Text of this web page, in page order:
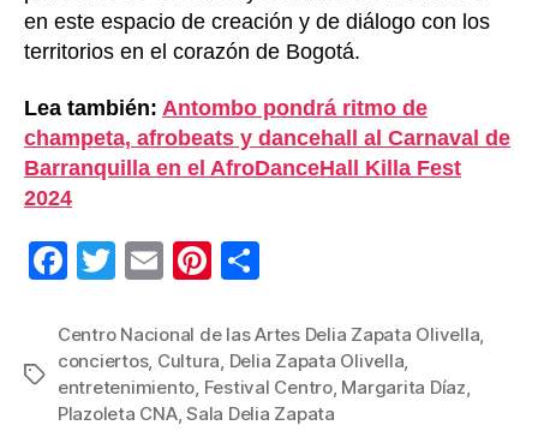
en este espacio de creación y de diálogo con los
territorios en el corazón de Bogotá.
Lea también: Antombo pondrá ritmo de
champeta, afrobeats y dancehall al Carnaval de
Barranquilla en el AfroDanceHall Killa Fest
2024
F
c
e
b
T
tt
er
E
ail
Pi
er
e
st
m
p
ar
Etiquetas
Centro Nacional de las Artes Delia Zapata Olivella,
conciertos, Cultura, Delia Zapata Olivella,
entretenimiento, Festival Centro, Margarita Díaz,
Plazoleta CNA,Sala Delia Zapata